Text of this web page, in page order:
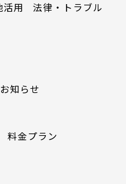
活用
法律・トラブル
お知らせ
料金プラン